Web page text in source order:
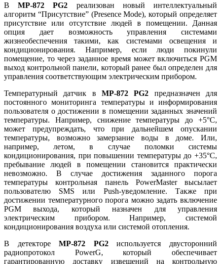
ВMP-872 PG2 реализован новый интеллектуальный
алгоритм “Присутствие” (Presence Mode), который определяет
присутствие или отсутствие людей в помещении. Данная
опция дает возможность управления системами
жизнеобеспечения такими, как системами освещения и
кондиционирования. Например, если люди покинули
помещение, то через заданное время может включиться PGM
выход контрольной панели, который ранее был определен для
управления соответствующим электрическим прибором.
Температурный датчик в MP-872 PG2 предназначен для
постоянного мониторинга температуры и информирования
пользователя о достижении в помещении заданных значений
температуры. Например, снижение температуры до +5°С,
может предупреждать, что при дальнейшем опускании
температуры, возможно замерзание воды в доме. Или,
например, летом, в случае поломки системы
кондиционирования, при повышении температуры до +35°С,
пребывание людей в помещении становится практически
невозможно. В случае достижения заданного порога
температуры контрольная панель PowerMaster высылает
пользователю SMS или Push-уведомление. Также при
достижении температурного порога можно задать включение
PGM выхода, который назначен для управления
электрическим прибором. Например, системой
кондиционирования воздуха или системой отопления.
В детектореMP-872 PG2используется двусторонний
радиопротокол PowerG, который обеспечивает
гарантированную доставку извещений на контрольную